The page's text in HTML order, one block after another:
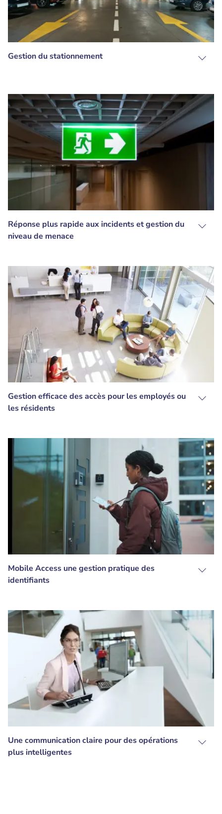
Gestion du stationnement
Réponse plus rapide aux incidents et gestion du
niveau de menace
Gestion efficace des accès pour les employés ou
les résidents
Mobile Access une gestion pratique des
identifiants
Une communication claire pour des opérations
plus intelligentes